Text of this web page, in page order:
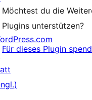
Möchtest du die
Plugins unterstützen?
Für dieses Plugin